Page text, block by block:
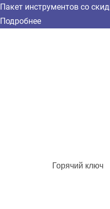
Пакет инструментов со
Подробнее
Горячий ключ